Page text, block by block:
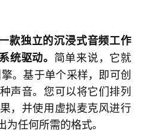
款独立的沉浸式音频工作
统驱动。 简单来说，它就
。基于单个采样，即可创
声音。您可以将它们排列
，并使用虚拟麦克风进行
任何所需的格式。